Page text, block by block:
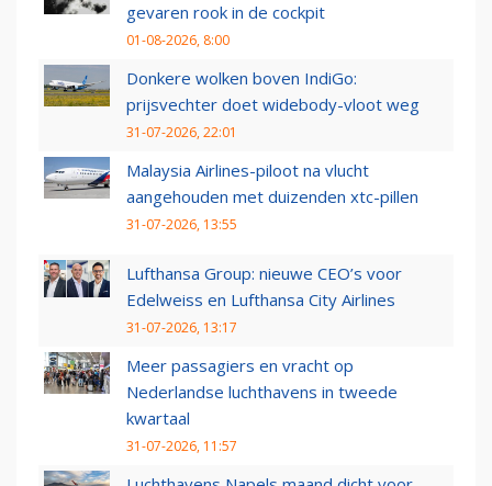
gevaren rook in de cockpit
01-08-2026, 8:00
Donkere wolken boven IndiGo:
prijsvechter doet widebody-vloot weg
31-07-2026, 22:01
Malaysia Airlines-piloot na vlucht
aangehouden met duizenden xtc-pillen
31-07-2026, 13:55
Lufthansa Group: nieuwe CEO’s voor
Edelweiss en Lufthansa City Airlines
31-07-2026, 13:17
Meer passagiers en vracht op
Nederlandse luchthavens in tweede
kwartaal
31-07-2026, 11:57